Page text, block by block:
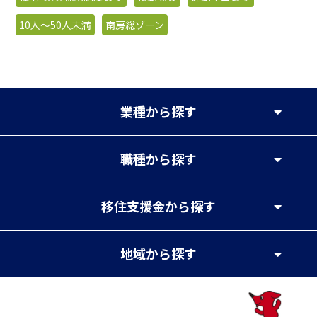
10人〜50人未満
南房総ゾーン
業種から探す
職種から探す
移住支援金から探す
地域から探す